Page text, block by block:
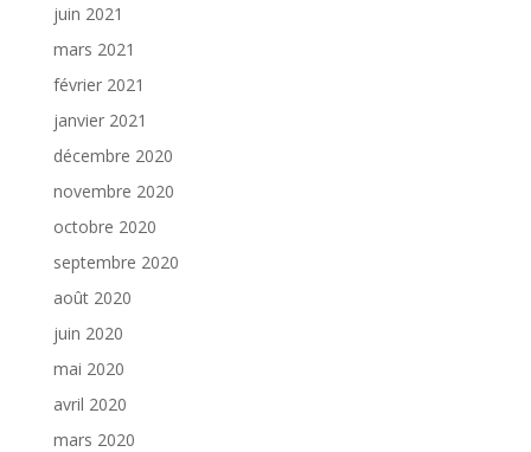
juin 2021
mars 2021
février 2021
janvier 2021
décembre 2020
novembre 2020
octobre 2020
septembre 2020
août 2020
juin 2020
mai 2020
avril 2020
mars 2020